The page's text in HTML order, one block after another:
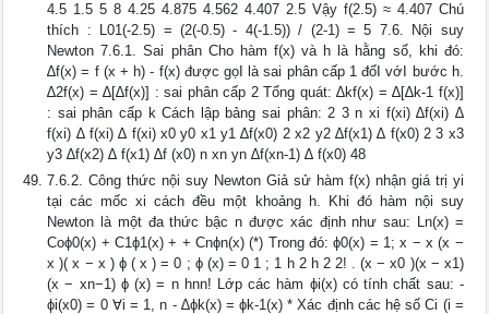
4.5 1.5 5 8 4.25 4.875 4.562 4.407 2.5 Vậy f(2.5) ≈ 4.407 Chú
thích : L01(-2.5) = (2(-0.5) - 4(-1.5)) / (2-1) = 5 7.6. Nội suy
Newton 7.6.1. Sai phân Cho hàm f(x) và h là hằng số, khi đó:
∆f(x) = f (x + h) - f(x) được gọI là sai phân cấp 1 đốI vớI bước h.
∆2f(x) = ∆[∆f(x)] : sai phân cấp 2 Tổng quát: ∆kf(x) = ∆[∆k-1 f(x)]
: sai phân cấp k Cách lập bảng sai phân: 2 3 n xi f(xi) ∆f(xi) ∆
f(xi) ∆ f(xi) ∆ f(xi) x0 y0 x1 y1 ∆f(x0) 2 x2 y2 ∆f(x1) ∆ f(x0) 2 3 x3
y3 ∆f(x2) ∆ f(x1) ∆f (x0) n xn yn ∆f(xn-1) ∆ f(x0) 48
7.6.2. Công thức nội suy Newton Giả sử hàm f(x) nhận giá trị yi
tại các mốc xi cách đều một khoảng h. Khi đó hàm nội suy
Newton là một đa thức bậc n được xác định như sau: Ln(x) =
Coϕ0(x) + C1ϕ1(x) + + Cnϕn(x) (*) Trong đó: ϕ0(x) = 1; x − x (x −
x )( x − x ) ϕ ( x ) = 0 ; ϕ (x) = 0 1 ; 1 h 2 h 2 2! . (x − x0 )(x − x1)
(x − xn−1) ϕ (x) = n hnn! Lớp các hàm ϕi(x) có tính chất sau: -
ϕi(x0) = 0 ∀i = 1, n - ∆ϕk(x) = ϕk-1(x) * Xác định các hệ số Ci (i =